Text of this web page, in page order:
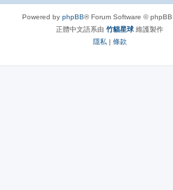
Powered by phpBB® Forum Software © phpBB
正體中文語系由 竹貓星球 維護製作
隱私 | 條款